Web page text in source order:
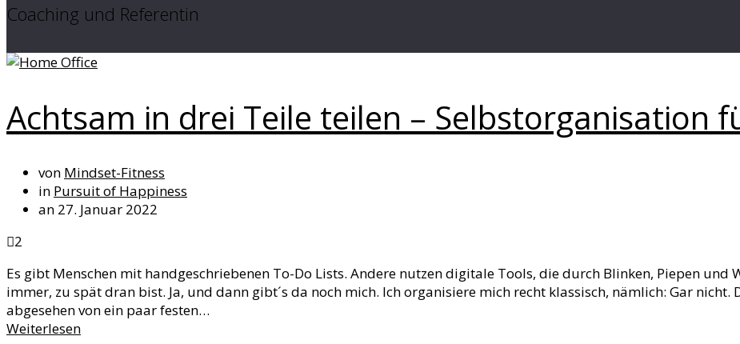
Coaching und Referentin
Achtsam in drei Teile teilen – Selbstorganisation
von Mindset-Fitness
in Pursuit of Happiness
an 27. Januar 2022
2
Es gibt Menschen mit handgeschriebenen To-Do Lists. Andere nutzen digitale Tools, die durch Blinken, Piepen
immer, zu spät dran bist. Ja, und dann gibt´s da noch mich. Ich organisiere mich recht klassisch, nämlich: Gar
abgesehen von ein paar festen…
Weiterlesen